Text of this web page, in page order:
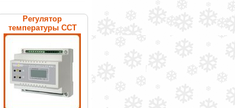
Регулятор
температуры ССТ
РТ-200 (с датч.
электронный